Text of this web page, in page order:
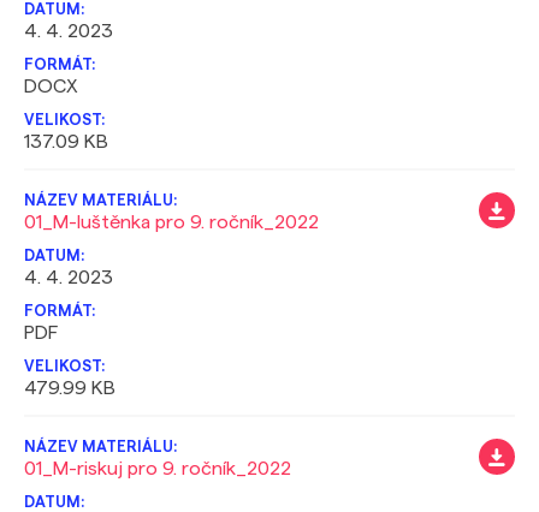
4. 4. 2023
DOCX
137.09 KB
01_M-luštěnka pro 9. ročník_2022
4. 4. 2023
PDF
479.99 KB
01_M-riskuj pro 9. ročník_2022